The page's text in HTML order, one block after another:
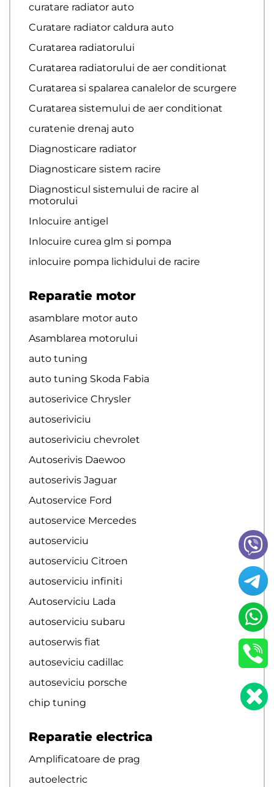
curatare radiator auto
Curatare radiator caldura auto
Curatarea radiatorului
Curatarea radiatorului de aer conditionat
Curatarea si spalarea canalelor de scurgere
Curatarea sistemului de aer conditionat
curatenie drenaj auto
Diagnosticare radiator
Diagnosticare sistem racire
Diagnosticul sistemului de racire al
motorului
Inlocuire antigel
Inlocuire curea glm si pompa
inlocuire pompa lichidului de racire
Reparatie motor
asamblare motor auto
Asamblarea motorului
auto tuning
auto tuning Skoda Fabia
autoserivice Chrysler
autoseriviciu
autoseriviciu chevrolet
Autoserivis Daewoo
autoserivis Jaguar
Autoservice Ford
autoservice Mercedes
autoserviciu
autoserviciu Citroen
autoserviciu infiniti
Autoserviciu Lada
autoserviciu subaru
autoserwis fiat
autoseviciu cadillac
autoseviciu porsche
chip tuning
Reparatie electrica
Amplificatoare de prag
autoelectric